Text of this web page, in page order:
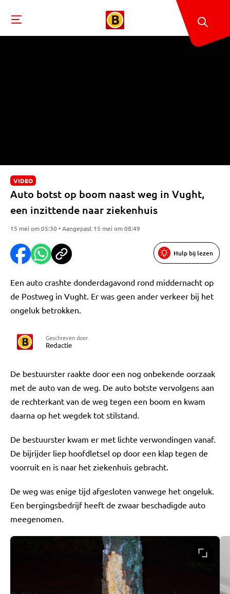
VIDEO
Auto botst op boom naast weg in Vught,
een inzittende naar ziekenhuis
15 mei om 05:30 • Aangepast 15 mei om 08:49
Hulp bij lezen
Een auto crashte donderdagavond rond middernacht op
de Postweg in Vught. Er was geen ander verkeer bij het
ongeluk betrokken.
Geschreven door
Redactie
De bestuurster raakte door een nog onbekende oorzaak
met de auto van de weg. De auto botste vervolgens aan
de rechterkant van de weg tegen een boom en kwam
daarna op het wegdek tot stilstand.
De bestuurster kwam er met lichte verwondingen vanaf.
De bijrijder liep hoofdletsel op door een klap tegen de
voorruit en is naar het ziekenhuis gebracht.
De weg was enige tijd afgesloten vanwege het ongeluk.
Een bergingsbedrijf heeft de zwaar beschadigde auto
meegenomen.